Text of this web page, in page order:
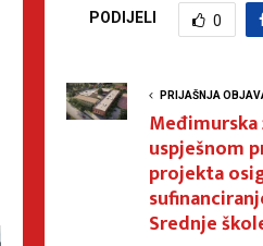
PODIJELI 0
PRIJAŠNJA
uspješnom
projekta
Srednje